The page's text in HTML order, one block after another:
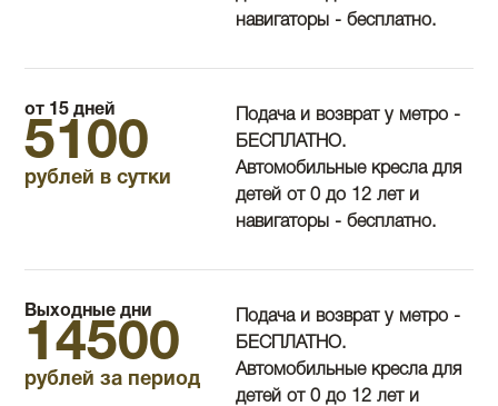
навигаторы - бесплатно.
от 15 дней
5100
рублей в сутки
Подача и возврат у метро -
БЕСПЛАТНО.
Автомобильные кресла для
детей от 0 до 12 лет и
навигаторы - бесплатно.
Выходные дни
14500
рублей за период
Подача и возврат у метро -
БЕСПЛАТНО.
Автомобильные кресла для
детей от 0 до 12 лет и